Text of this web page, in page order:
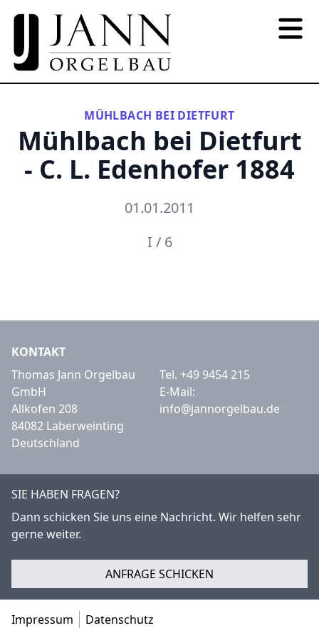
MÜHLBACH BEI DIETFURT
Mühlbach bei Dietfurt
- C. L. Edenhofer 1884
01.01.2011
I / 6
KONTAKT
Thomas Jann Orgelbau
GmbH
Allkofen 208
84082 Laberweinting
Deutschland
Tel. +49 9454 215
E-Mail:
info@jannorgelbau.de
SIE HABEN FRAGEN?
Dann schicken Sie uns eine Nachricht. Wir helfen sehr
gerne weiter.
ANFRAGE SCHICKEN
Impressum Datenschutz